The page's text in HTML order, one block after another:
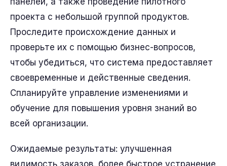
проекта с небольшой группой продуктов.
Проследите происхождение данных и
проверьте их с помощью бизнес-вопросов,
чтобы убедиться, что система предоставляет
своевременные и действенные сведения.
Спланируйте управление изменениями и
обучение для повышения уровня знаний во
всей организации.
Ожидаемые результаты: улучшенная
видимость заказов, более быстрое устранение